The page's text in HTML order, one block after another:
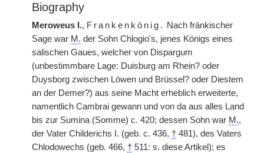
Biography
Meroweus I., Frankenkönig.
Nach fränkischer
Sage war M. der Sohn Chlogio's, jenes Königs eines
salischen Gaues, welcher von Dispargum
(unbestimmbare Lage: Duisburg am Rhein? oder
Duysborg zwischen Löwen und Brüssel? oder Diestem
an der Demer?) aus seine Macht erheblich erweiterte,
namentlich Cambrai gewann und von da aus alles Land
bis zur Sumina (Somme) c. 420; dessen Sohn war M.,
der Vater Childerichs I. (geb. c. 436, † 481), des Vaters
Chlodowechs (geb. 466, † 511: s. diese Artikel); es